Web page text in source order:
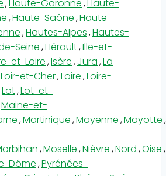
,Haute-Garonne,Haute-
,Haute-Saône,Haute-
,Hautes-Alpes,Hautes-
Seine,Hérault,Ille-et-
et-Loire,Isère,Jura,La
Loir-et-Cher,Loire,Loire-
Lot,Lot-et-
Maine-et-
,Martinique,Mayenne,Mayotte,
,Moselle,Nièvre,Nord,Oise,
Dôme,Pyrénées-